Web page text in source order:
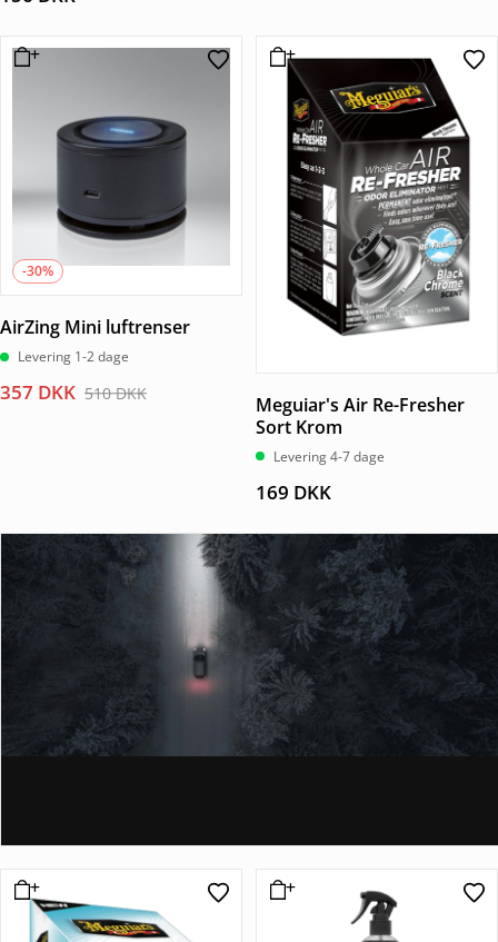
-30%
AirZing Mini luftrenser
Levering 1-2 dage
510DKK
Den
357 DKK
Den
Meguiar's Air Re-Fresher
Sort Krom
Levering 4-7 dage
169 DKK